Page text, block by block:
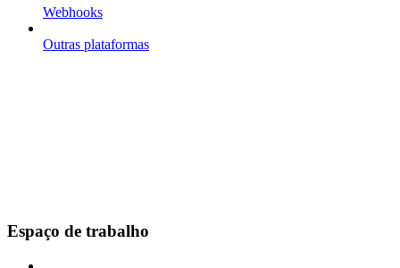
Webhooks
Outras plataformas
Espaço de trabalho